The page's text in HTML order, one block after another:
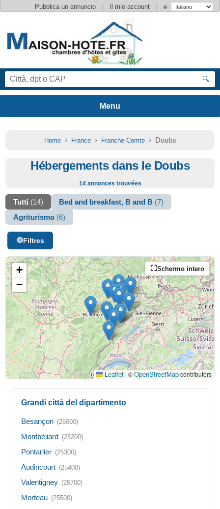
Pubblica un annuncio | Il mio account | 🌐
🔍
Home› France› Franche-Comte› Doubs
Hébergements dans le Doubs
14 annonces trouvées
Tutti (14) Bed and breakfast, B and B (7)
Agriturismo (6)
Filtres
Schermo intero
+
−
Leaflet | ©OpenStreetMapcontributors
Grandi città del dipartimento
Besançon (25000)
Montbéliard (25200)
Pontarlier (25300)
Audincourt (25400)
Valentigney (25700)
Morteau (25500)